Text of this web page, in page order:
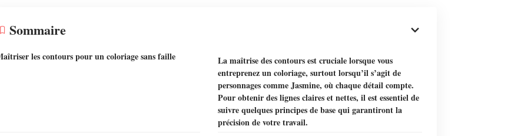
Sommaire
les contours pour un coloriage sans faille
La maîtrise des contours est cruciale lorsque vous
entreprenez un coloriage, surtout lorsqu’il s’agit de
personnages comme Jasmine, où chaque détail compte.
Pour obtenir des lignes claires et nettes, il est essentiel de
suivre quelques principes de base qui garantiront la
précision de votre travail.